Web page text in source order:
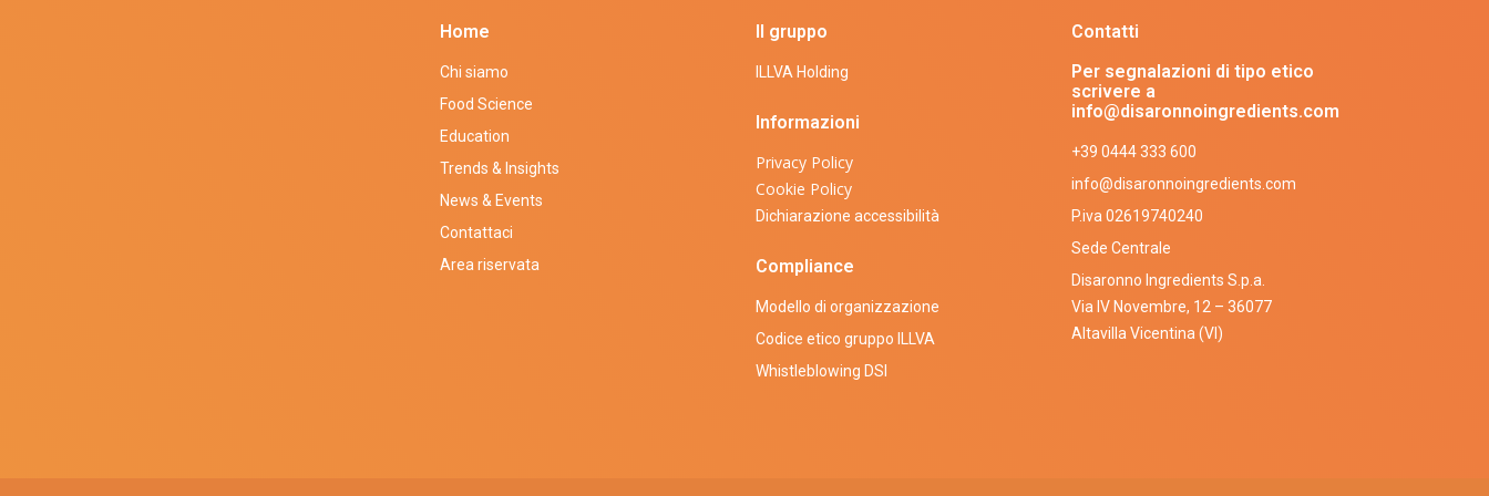
Home
Chi siamo
Food Science
Education
Trends & Insights
News & Events
Contattaci
Area riservata
Il gruppo
ILLVA Holding
Informazioni
Privacy Policy
Cookie Policy
Dichiarazione accessibilità
Compliance
Modello di organizzazione
Codice etico gruppo ILLVA
Whistleblowing DSI
Contatti
Per segnalazioni di tipo etico
scrivere a
info@disaronnoingredients.com
+39 0444 333 600
info@disaronnoingredients.com
P.iva 02619740240
Sede Centrale
Disaronno Ingredients S.p.a.
Via IV Novembre, 12 – 36077
Altavilla Vicentina (VI)